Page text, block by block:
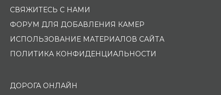
СВЯЖИТЕСЬ С НАМИ
ФОРУМ ДЛЯ ДОБАВЛЕНИЯ КАМЕР
ИСПОЛЬЗОВАНИЕ МАТЕРИАЛОВ САЙТА
ПОЛИТИКА КОНФИДЕНЦИАЛЬНОСТИ
ДОРОГА ОНЛАЙН